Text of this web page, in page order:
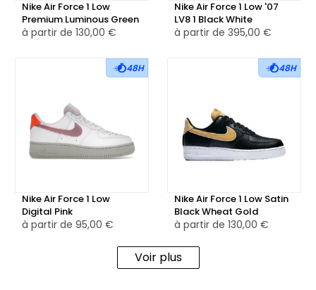
recherchent une sneaker classique et versatile qui
s'adapte à toutes les occasions.
Nike Air Force 1 Low
Premium Luminous Green
à partir de 130,00 €
Nike Air Force 1 Low '07
LV8 1 Black White
à partir de 395,00 €
48H
Nike Air Force 1 Low
Digital Pink
à partir de 95,00 €
48H
Nike Air Force 1 Low Satin
Black Wheat Gold
à partir de 130,00 €
Voir plus